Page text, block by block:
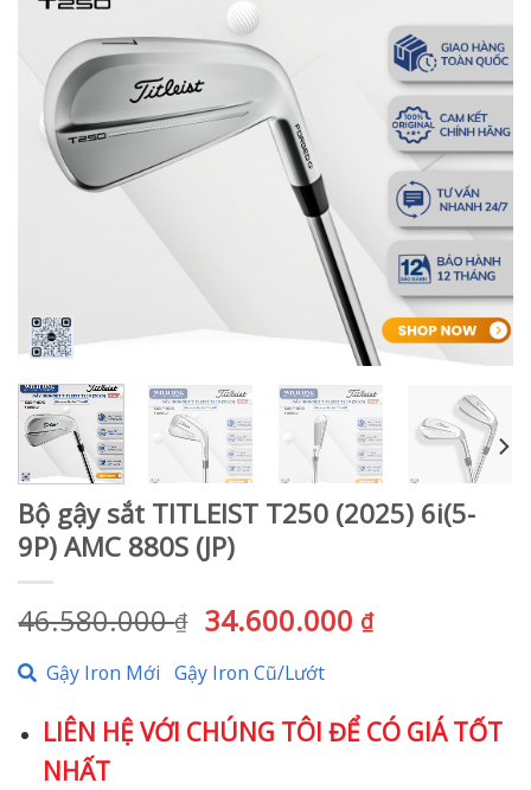
Bộ gậy sắt TITLEIST T250 (2025) 6i(5-
9P) AMC 880S (JP)
46.580.000₫
Giá
là:
46.580.000 ₫.
34.600.000 ₫Giá
là:
34.600.000
Gậy Iron Mới Gậy Iron Cũ/Lướt
LIÊN HỆ VỚI CHÚNG TÔI ĐỂ CÓ GIÁ TỐT
NHẤT